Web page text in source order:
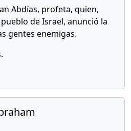
Abdías, profeta, quien,
de Israel, anunció la
gentes enemigas.